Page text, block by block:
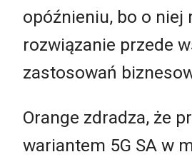
opóźnieniu, bo o niej
rozwiązanie przede
zastosowań
Orange zdradza, że
wariantem 5G SA w